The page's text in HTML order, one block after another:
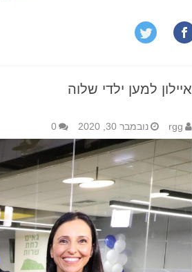
איילון למען ילדי שלוה
rgg נובמבר 30, 2020 0